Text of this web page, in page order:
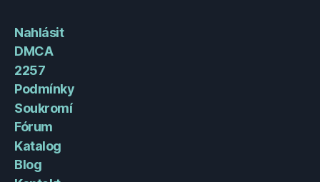
Nahlásit
DMCA
2257
Podmínky
Soukromí
Fórum
Katalog
Blog